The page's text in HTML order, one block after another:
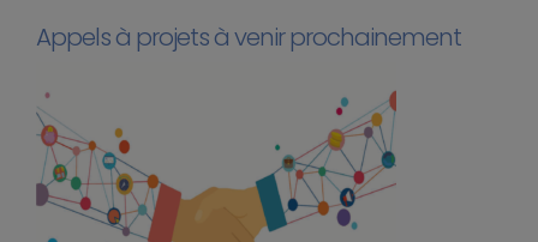
Appels à projets à venir prochainement